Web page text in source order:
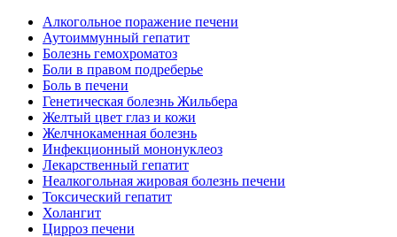
Алкогольное поражение печени
Аутоиммунный гепатит
Болезнь гемохроматоз
Боли в правом подреберье
Боль в печени
Генетическая болезнь Жильбера
Желтый цвет глаз и кожи
Желчнокаменная болезнь
Инфекционный мононуклеоз
Лекарственный гепатит
Неалкогольная жировая болезнь печени
Токсический гепатит
Холангит
Цирроз печени